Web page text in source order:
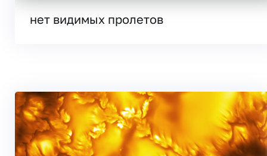
нет видимых пролетов